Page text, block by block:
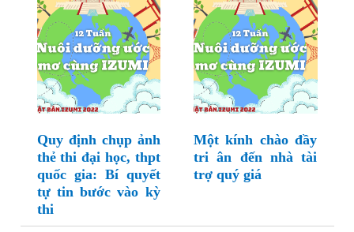
Quy định chụp ảnh
thẻ thi đại học, thpt
quốc gia: Bí quyết
tự tin bước vào kỳ
thi
Một kính chào đầy
tri ân đến nhà tài
trợ quý giá